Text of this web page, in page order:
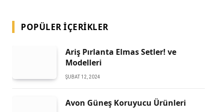
POPÜLER İÇERIKLER
Ariş Pırlanta Elmas Setler! ve
Modelleri
ŞUBAT 12, 2024
Avon Güneş Koruyucu Ürünleri